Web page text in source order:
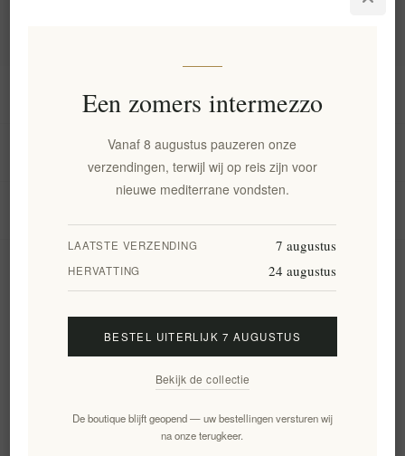
Informatie
Mijn account
Aanmelden Opzeggen
Een zomers intermezzo
Vanaf 8 augustus pauzeren onze
verzendingen, terwijl wij op reis zijn voor
nieuwe mediterrane vondsten.
LAATSTE VERZENDING 7 augustus
HERVATTING 24 augustus
BESTEL UITERLIJK 7 AUGUSTUS
Bekijk de collectie
De boutique blijft geopend — uw bestellingen versturen wij
na onze terugkeer.